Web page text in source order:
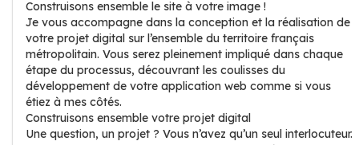
Construisons ensemble le site à votre image !
Je vous accompagne dans la conception et la réalisation de
votre projet digital sur l’ensemble du territoire français
métropolitain. Vous serez pleinement impliqué dans chaque
étape du processus, découvrant les coulisses du
développement de votre application web comme si vous
étiez à mes côtés.
Construisons ensemble votre projet digital
Une question, un projet ? Vous n’avez qu’un seul interlocuteur.